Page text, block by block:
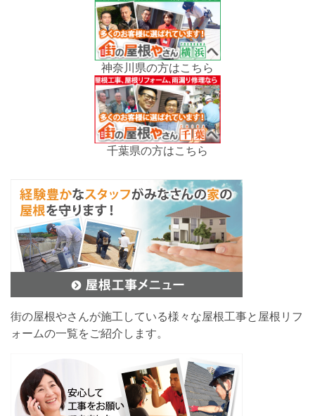
神奈川県の方はこちら
千葉県の方はこちら
街の屋根やさんが施工している様々な屋根工事と屋根リフ
ォームの一覧をご紹介します。